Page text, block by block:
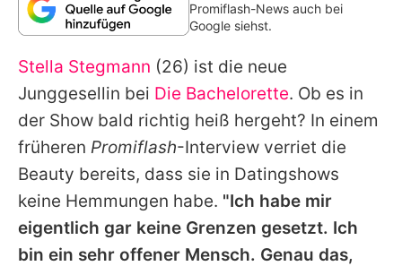
Redaktionelle Richtlinien
Impressum
Datenschutzerklärung
Nutzungsbedingungen
Utiq verwalten
Promiflash-News auch bei
Google siehst.
Stella Stegmann (26) ist die neue
Junggesellin bei Die Bachelorette. Ob es in
der Show bald richtig heiß hergeht? In einem
früheren Promiflash-Interview verriet die
Beauty bereits, dass sie in Datingshows
keine Hemmungen habe. "Ich habe mir
eigentlich gar keine Grenzen gesetzt. Ich
bin ein sehr offener Mensch. Genau das,